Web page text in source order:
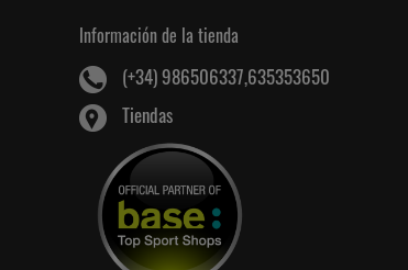
Información de la tienda
(+34) 986506337,635353650
Tiendas